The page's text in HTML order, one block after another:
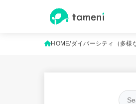
HOME ダイバーシティ（多様